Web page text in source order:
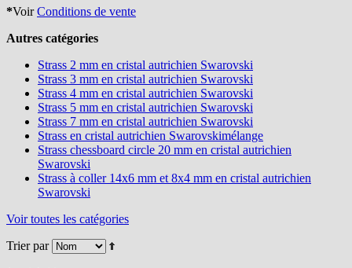
*VoirConditions de vente
Autres catégories
Strass 2 mm en cristal autrichien Swarovski
Strass 3 mm en cristal autrichien Swarovski
Strass 4 mm en cristal autrichien Swarovski
Strass 5 mm en cristal autrichien Swarovski
Strass 7 mm en cristal autrichien Swarovski
Strass en cristal autrichien Swarovskimélange
Strass chessboard circle 20 mm en cristal autrichien
Swarovski
Strass à coller 14x6 mm et 8x4 mm en cristal autrichien
Swarovski
Voir toutes les catégories
Trier par